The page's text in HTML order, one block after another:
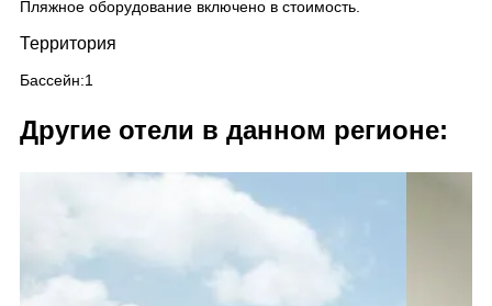
Пляжное оборудование включено в стоимость.
Территория
Бассейн:1
Другие отели в данном регионе: